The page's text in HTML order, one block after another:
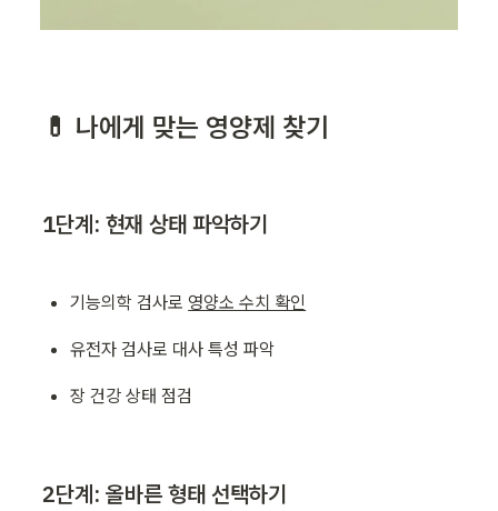
💊 나에게 맞는 영양제 찾기
1단계: 현재 상태 파악하기
기능의학 검사로 영양소 수치 확인
유전자 검사로 대사 특성 파악
장 건강 상태 점검
2단계: 올바른 형태 선택하기